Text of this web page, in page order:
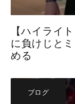
【ハイライ
に負けじと
める
ブログ